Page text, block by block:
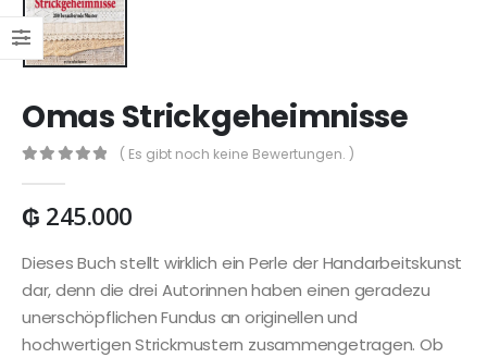
Omas Strickgeheimnisse
( Es gibt noch keine Bewertungen. )
₲ 245.000
Dieses Buch stellt wirklich ein Perle der Handarbeitskunst
dar, denn die drei Autorinnen haben einen geradezu
unerschöpflichen Fundus an originellen und
hochwertigen Strickmustern zusammengetragen. Ob